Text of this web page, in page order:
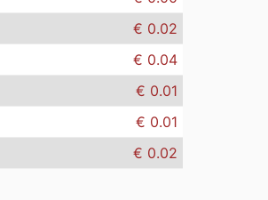
€ 0.02
€ 0.04
€ 0.01
€ 0.01
€ 0.02